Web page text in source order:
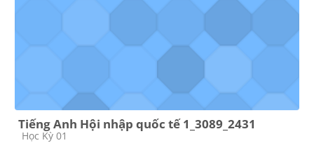
Tiếng Anh Hội nhập quốc tế 1_3089_2431
Course category
Học Kỳ 01